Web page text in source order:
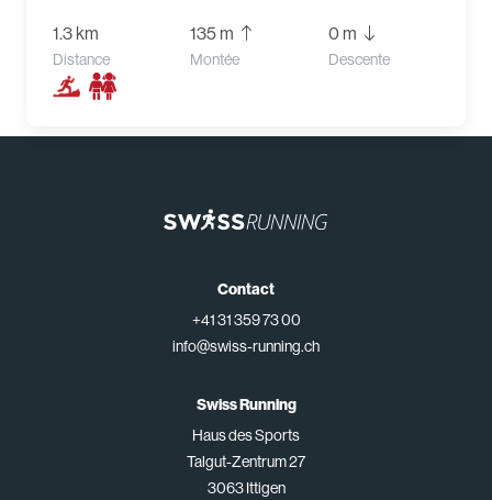
1.3 km
Distance
135 m
Montée
0 m
Descente
Contact
+41 31 359 73 00
info@swiss-running.ch
Swiss Running
Haus des Sports
Talgut-Zentrum 27
3063 Ittigen